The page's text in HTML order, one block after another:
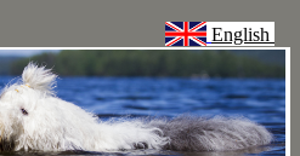
English